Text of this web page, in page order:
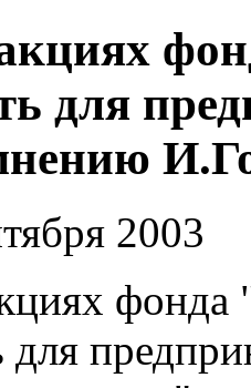
для
2003
фонда